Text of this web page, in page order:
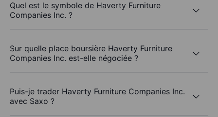
Quel est le symbole de Haverty Furniture
Companies Inc. ?
Sur quelle place boursière Haverty Furniture
Companies Inc. est-elle négociée ?
Puis-je trader Haverty Furniture Companies Inc.
avec Saxo ?